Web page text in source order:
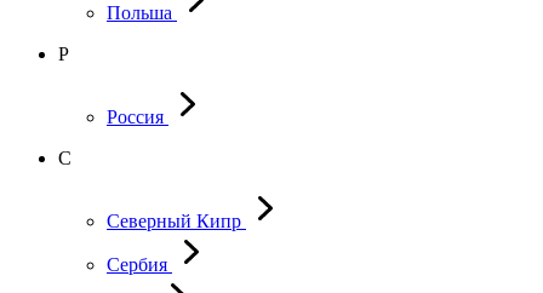
Польша
Р
Россия
С
Северный Кипр
Сербия